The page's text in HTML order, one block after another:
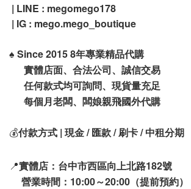
| LINE : megomego178
| IG : mego.mego_boutique
♠️ Since 2015 8年專業精品代購
實體店面、合法公司、誠信交易
任何款式均可詢問、現貨量充足
每個月老闆、闆娘親飛國外代購
💰付款方式 | 現金 / 匯款 / 刷卡 / 中租分期
📍實體店：台中市西區向上北路182號
營業時間：10:00～20:00（提前預約）